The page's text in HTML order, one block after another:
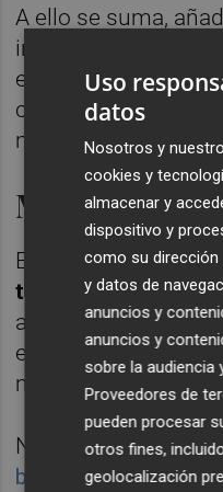
A ello se suma,
inflación elevada” en
está llevando a
constructores a
mayor cautela".
Mejora en el
En la última parte
transmitidouna
actividad. Incluso,
exportaciónindican
mercados
clave de
No en vano, Ascer
balancedel final de
Uso
datos
Nosotros y
cookies y
almacenar y
dispositivo y
como su dirección
y datos de
anuncios y
anuncios y
sobre la audiencia
Proveedores de
pueden procesar
otros fines,
geolocalización